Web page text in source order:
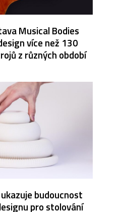
Musical Bodies
více než 130
z různých období
budoucnost
pro stolování